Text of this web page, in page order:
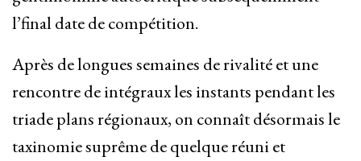
l’final date de compétition.
Après de longues semaines de rivalité et une
rencontre de intégraux les instants pendant les
triade plans régionaux, on connaît désormais le
taxinomie suprême de quelque réuni et